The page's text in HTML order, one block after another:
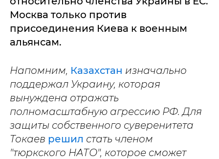
Москва только против
присоединения Киева к военным
альянсам.
Напомним, Казахстан изначально
поддержал Украину, которая
вынуждена отражать
полномасштабную агрессию РФ. Для
защиты собственного суверенитета
Токаев решил стать членом
"тюркского НАТО", которое сможет